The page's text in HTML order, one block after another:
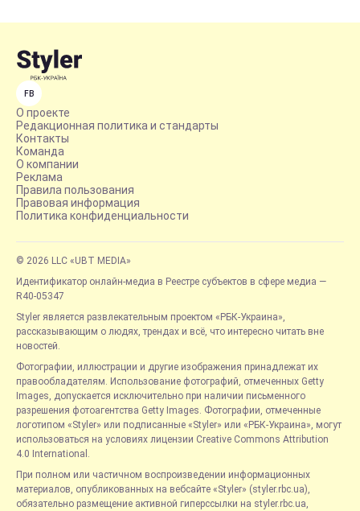
FB
О проекте
Редакционная политика и стандарты
Контакты
Команда
О компании
Реклама
Правила пользования
Правовая информация
Политика конфиденциальности
© 2026 LLC «UBT MEDIA»
Идентификатор онлайн-медиа в Реестре субъектов в сфере медиа —
R40-05347
Styler является развлекательным проектом «РБК-Украина»,
рассказывающим о людях, трендах и всё, что интересно читать вне
новостей.
Фотографии, иллюстрации и другие изображения принадлежат их
правообладателям. Использование фотографий, отмеченных Getty
Images, допускается исключительно при наличии письменного
разрешения фотоагентства Getty Images. Фотографии, отмеченные
логотипом «Styler» или подписанные «Styler» или «РБК-Украина», могут
использоваться на условиях лицензии Creative Commons Attribution
4.0 International.
При полном или частичном воспроизведении информационных
материалов, опубликованных на вебсайте «Styler» (styler.rbc.ua),
обязательно размещение активной гиперссылки на styler.rbc.ua,